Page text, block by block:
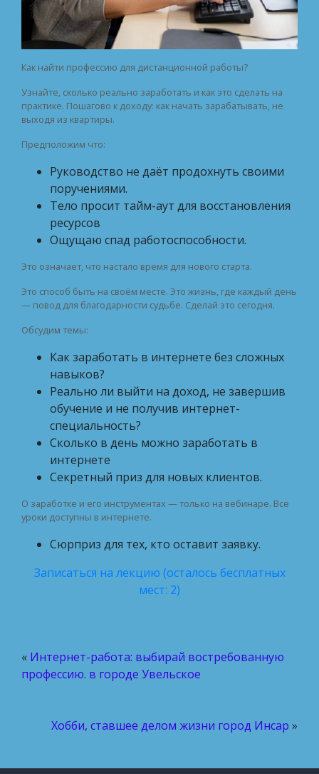
Как найти профессию для дистанционной работы?
Узнайте, сколько реально заработать и как это сделать на
практике. Пошагово к доходу: как начать зарабатывать, не
выходя из квартиры.
Предположим что:
Руководство не даёт продохнуть своими
поручениями.
Тело просит тайм-аут для восстановления
ресурсов
Ощущаю спад работоспособности.
Это означает, что настало время для нового старта.
Это способ быть на своём месте. Это жизнь, где каждый день
— повод для благодарности судьбе. Сделай это сегодня.
Обсудим темы:
Как заработать в интернете без сложных
навыков?
Реально ли выйти на доход, не завершив
обучение и не получив интернет-
специальность?
Сколько в день можно заработать в
интернете
Секретный приз для новых клиентов.
О заработке и его инструментах — только на вебинаре. Все
уроки доступны в интернете.
Сюрприз для тех, кто оставит заявку.
Записаться на лекцию (осталось бесплатных
мест: 2)
« Интернет-работа: выбирай востребованную
профессию. в городе Увельское
Хобби, ставшее делом жизни город Инсар »